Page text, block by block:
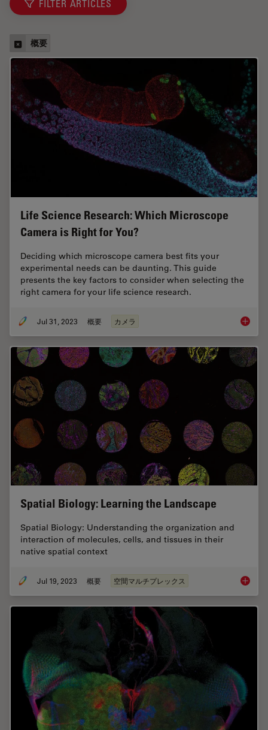
FILTER ARTICLES
概要
Life Science Research: Which Microscope
Camera is Right for You?
Deciding which microscope camera best fits your
experimental needs can be daunting. This guide
presents the key factors to consider when selecting the
right camera for your life science research.
Jul 31, 2023 概要 カメラ Life
Spatial Biology: Learning the Landscape
Spatial Biology: Understanding the organization and
interaction of molecules, cells, and tissues in their
native spatial context
Jul 19, 2023 概要 空間マルチプレックス Spatial